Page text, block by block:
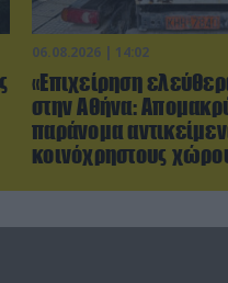
06.08.2026 | 14:02
«Επιχείρηση
στην Αθήνα:
παράνομα
κοινόχρηστους